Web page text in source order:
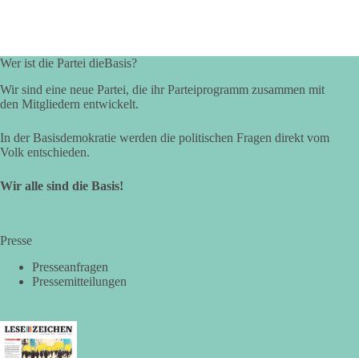
Wer ist die Partei dieBasis?
Wir sind eine neue Partei, die ihr Parteiprogramm zusammen mit
den Mitgliedern entwickelt.
In der Basisdemokratie werden die politischen Fragen direkt vom
Volk entschieden.
Wir alle sind die Basis!
Presse
Presseanfragen
Pressemitteilungen